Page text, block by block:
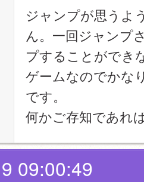
ジャンプが思うよ
ん。一回ジャンプ
プすることができ
ゲームなのでかな
です。
何かご存知であれ
09:00:49